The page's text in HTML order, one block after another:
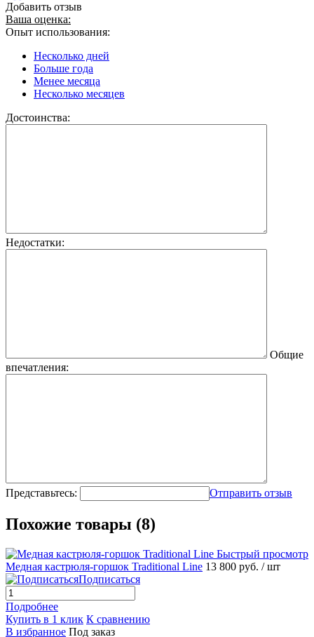
Добавить отзыв
Ваша оценка:
Опыт использования:
Несколько дней
Больше года
Менее месяца
Несколько месяцев
Достоинства:
Недостатки:
Общие
впечатления:
Представьтесь: Отправить отзыв
Похожие товары (8)
Быстрый просмотр
Медная кастрюля-горшок Traditional Line 13 800 руб. / шт
Подписаться
Подробнее
Купить в 1 клик К сравнению
В избранное Под заказ